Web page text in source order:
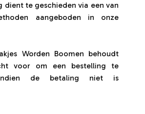
dient te geschieden via een van
aangeboden in onze
Worden Boomen behoudt
voor om een bestelling te
indien de betaling niet is